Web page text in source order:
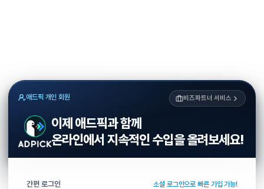
애드픽 개인 회원 비즈파트너 서비스
이제 애드픽과 함께
온라인에서 지속적인 수입을 올려보세요!
간편 로그인 소셜 로그인으로 빠른 가입 가능!